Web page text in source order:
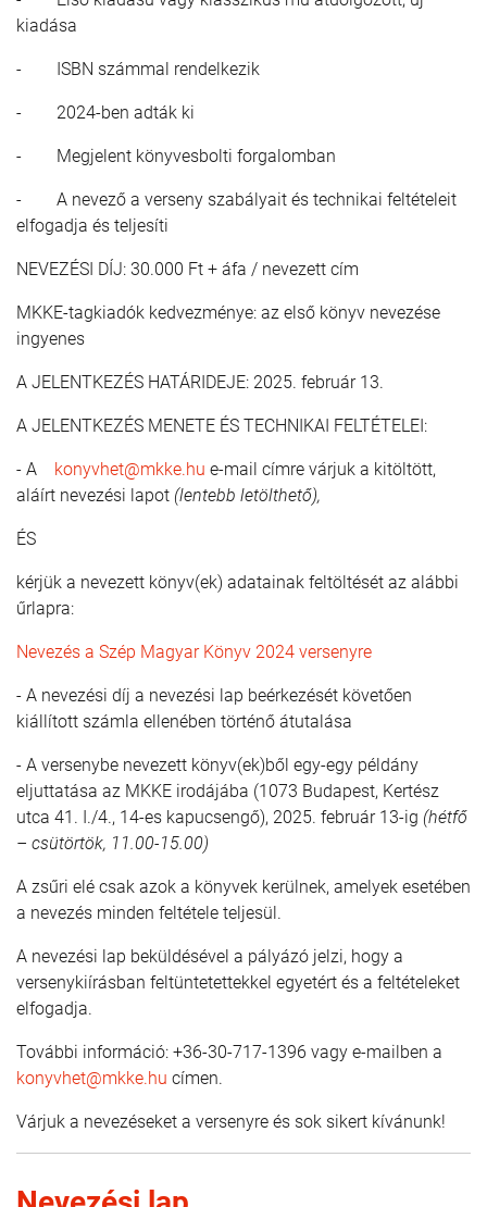
kiadása
- ISBN számmal rendelkezik
- 2024-ben adták ki
- Megjelent könyvesbolti forgalomban
- A nevező a verseny szabályait és technikai feltételeit
elfogadja és teljesíti
NEVEZÉSI DÍJ: 30.000 Ft + áfa / nevezett cím
MKKE-tagkiadók kedvezménye: az első könyv nevezése
ingyenes
A JELENTKEZÉS HATÁRIDEJE: 2025. február 13.
A JELENTKEZÉS MENETE ÉS TECHNIKAI FELTÉTELEI:
- A konyvhet@mkke.hu e-mail címre várjuk a kitöltött,
aláírt nevezési lapot (lentebb letölthető),
ÉS
kérjük a nevezett könyv(ek) adatainak feltöltését az alábbi
űrlapra:
Nevezés a Szép Magyar Könyv 2024 versenyre
- A nevezési díj a nevezési lap beérkezését követően
kiállított számla ellenében történő átutalása
- A versenybe nevezett könyv(ek)ből egy-egy példány
eljuttatása az MKKE irodájába (1073 Budapest, Kertész
utca 41. I./4., 14-es kapucsengő), 2025. február 13-ig (hétfő
– csütörtök, 11.00-15.00)
A zsűri elé csak azok a könyvek kerülnek, amelyek esetében
a nevezés minden feltétele teljesül.
A nevezési lap beküldésével a pályázó jelzi, hogy a
versenykiírásban feltüntetettekkel egyetért és a feltételeket
elfogadja.
További információ: +36-30-717-1396 vagy e-mailben a
konyvhet@mkke.hu címen.
Várjuk a nevezéseket a versenyre és sok sikert kívánunk!